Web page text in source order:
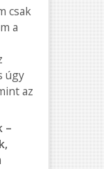
csak
a
úgy
az
–